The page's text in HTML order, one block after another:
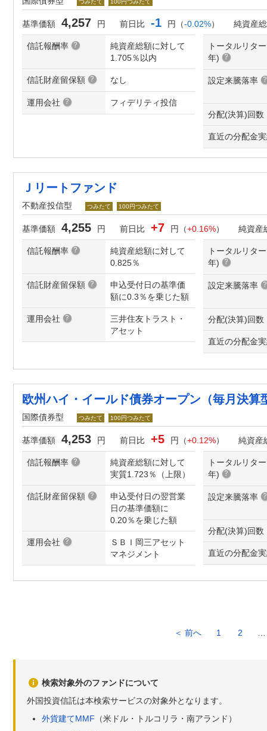
つみたて 100円つみたて
基準価額 4,257 円 前日比 -1 円（-0.02%） 純資産
信託報酬率
純資産総額に対して
1.705％以内
信託財産留保額 なし
運用会社 フィデリティ投信
トータルリタ
年)
設定来騰落率
分配(決算)回数
直近の分配金
Ｊリートファンド
不動産投信型 つみたて 100円つみたて
基準価額 4,255 円 前日比 +7 円（+0.16%） 純資産
信託報酬率
純資産総額に対して
0.825％
信託財産留保額
申込受付日の基準価
額に0.3％を乗じた額
運用会社
三井住友トラスト・
アセット
トータルリタ
年)
設定来騰落率
分配(決算)回数
直近の分配金
欧州ハイ・イールド債券オープン（毎月決
国際債券型 つみたて 100円つみたて
基準価額 4,253 円 前日比 +5 円（+0.12%） 純資産
信託報酬率
純資産総額に対して
実質1.723％（上限）
信託財産留保額
申込受付日の翌営業
日の基準価額に
0.20％を乗じた額
運用会社
ＳＢＩ岡三アセット
マネジメント
トータルリタ
年)
設定来騰落率
分配(決算)回数
直近の分配金
＜ 前へ 1 2
検索対象外のファンドについて
外国投資信託は本検索サービスの対象外となります。
外貨建てMMF （米ドル・トルコリラ・南アランド）